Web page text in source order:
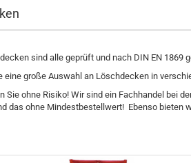
sind alle geprüft und nach DIN EN
eine große Auswahl an Löschdecken in
Sie ohne Risiko! Wir sind ein Fachhandel bei
das ohne Mindestbestellwert! Ebenso bieten